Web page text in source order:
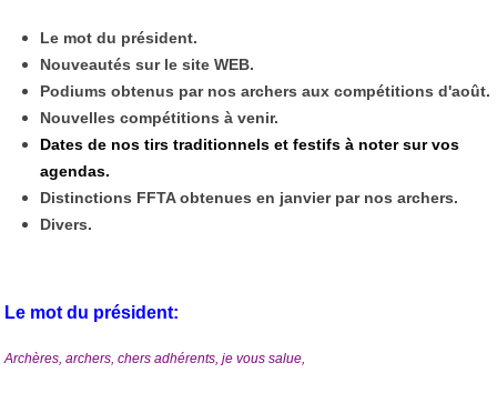
Le mot du président.
Nouveautés sur le site WEB.
Podiums obtenus par nos archers aux compétitions d'août.
Nouvelles compétitions à venir.
Dates de nos tirs traditionnels et festifs à noter sur vos
agendas.
Distinctions FFTA obtenues en janvier par nos archers.
Divers.
Le mot du président:
Archères, archers, chers adhérents, je vous salue,